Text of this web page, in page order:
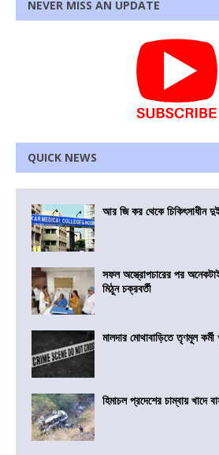
NEVER MISS AN UPDATE
QUICK NEWS
আর জি কর থেকে চিকিৎসাধীন
সফল অস্ত্রোপচারের পর
মিঠুন চক্রবর্তী
মালদার মোথাবাড়িতে তৃণমূল কর্মী
হিমাচল প্রদেশের চাম্বায়